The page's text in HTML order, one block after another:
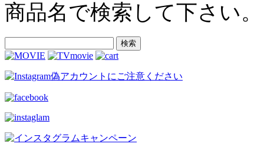
商品名で検索して下さい。